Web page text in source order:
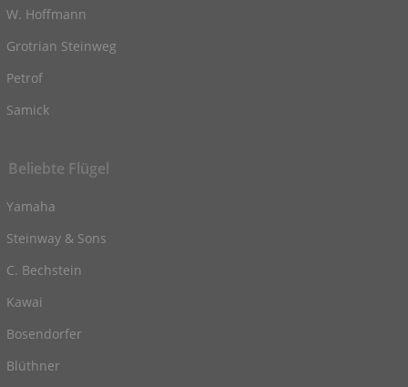
W. Hoffmann
Grotrian Steinweg
Petrof
Samick
Beliebte Flügel
Yamaha
Steinway & Sons
C. Bechstein
Kawai
Bosendorfer
Blüthner